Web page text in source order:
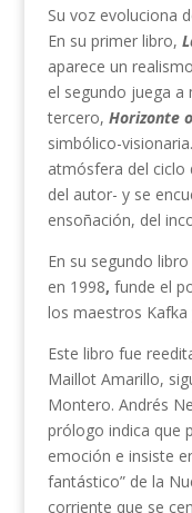
Su voz evoluciona
En su primer libro,
aparece un
el segundo juega a
tercero, Horizonte
simbólico-visionaria.
atmósfera del ciclo
del autor- y se
ensoñación, del
En su segundo libro
en 1998, funde el
los maestros Kafka
Este libro fue
Maillot Amarillo,
Montero. Andrés
prólogo indica que
emoción e insiste
fantástico” de la
corriente que se